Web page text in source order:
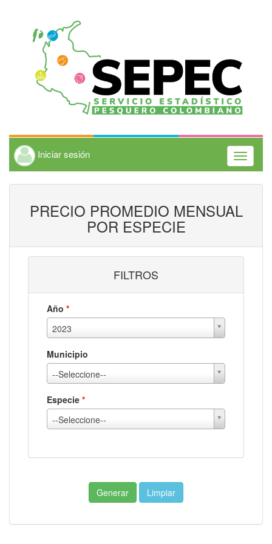
Iniciar sesión
Toggle
PRECIO PROMEDIO MENSUAL
POR ESPECIE
FILTROS
Año *
2023
Municipio
--Seleccione--
Especie *
--Seleccione--
Generar Limpiar